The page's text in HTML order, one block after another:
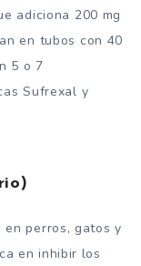
adiciona 200 mg
en tubos con 40
5 o 7
Sufrexal y
perros, gatos y
en inhibir los